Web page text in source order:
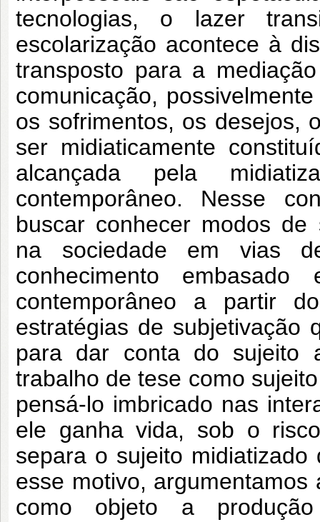
tecnologias, o lazer
escolarização acontece à
transposto para a
comunicação,
os sofrimentos, os desejos,
ser midiaticamente
alcançada pela
contemporâneo. Nesse
buscar conhecer modos de
na sociedade em vias
conhecimento
contemporâneo a partir
estratégias de subjetivação
para dar conta do sujeito
trabalho de tese como
pensá-lo imbricado nas
ele ganha vida, sob o
separa o sujeito
esse motivo,
como objeto a